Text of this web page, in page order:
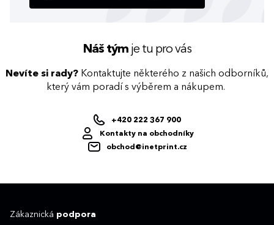
Náš týmje tu pro vás
Nevíte si rady? Kontaktujte některého z našich odborníků,
který vám poradí s výběrem a nákupem.
+420 222 367 900
Kontakty na obchodníky
obchod@inetprint.cz
Zákaznická podpora